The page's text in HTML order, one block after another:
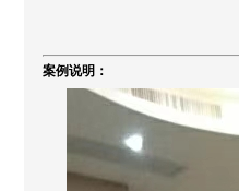
案例说明：